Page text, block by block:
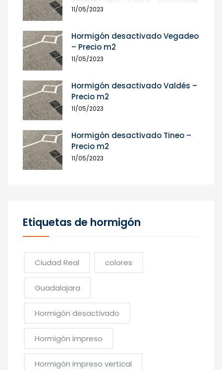
11/05/2023
Hormigón desactivado Vegadeo
– Precio m2
11/05/2023
Hormigón desactivado Valdés –
Precio m2
11/05/2023
Hormigón desactivado Tineo –
Precio m2
11/05/2023
Etiquetas de hormigón
Ciudad Real colores
Guadalajara
Hormigón desactivado
Hormigón impreso
Hormigón impreso vertical